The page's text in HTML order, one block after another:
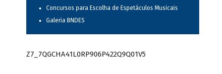
Concursos para Escolha de Espetáculos Musicais
Galeria BNDES
Z7_7QGCHA41L0RP906P422Q9Q01V5